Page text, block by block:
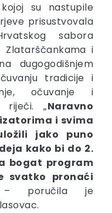
su nastupile
prisustvovala
sabora
Zlatarščankama i
dugogodišnjem
tradicije i
očuvanje i
riječi. „Naravno
i svima
jako puno
kako bi do 2.
bogat program
svatko pronaći
poručila je